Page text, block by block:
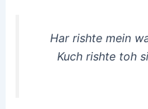
Har rishte mein
Kuch rishte toh